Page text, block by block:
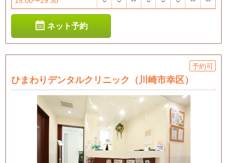
ネット予約
予約可
ひまわりデンタルクリニック（川崎市幸区）